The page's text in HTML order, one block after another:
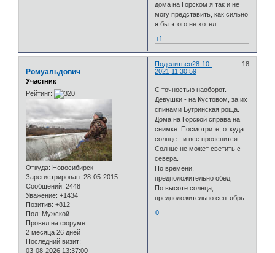
дома на Горском я так и не
могу представить, как сильно
я бы этого не хотел.
+1
Поделиться 18
28-10-
2021 11:30:59
Ромуальдович
Участник
Рейтинг:
Откуда: Новосибирск
Зарегистрирован: 28-05-2015
Сообщений: 2448
Уважение: +1434
Позитив: +812
Пол: Мужской
Провел на форуме:
2 месяца 26 дней
Последний визит:
03-08-2026 13:37:00
С точностью наоборот.
Девушки - на Кустовом, за их
спинами Бугринская роща.
Дома на Горской справа на
снимке. Посмотрите, откуда
солнце - и все прояснится.
Солнце не может светить с
севера.
По времени,
предположительно обед
По высоте солнца,
предположительно сентябрь.
0